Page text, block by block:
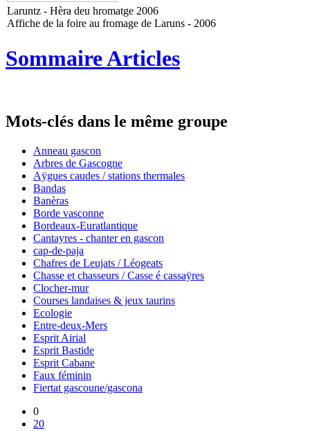
Laruntz - Hèra deu hromatge 2006
Affiche de la foire au fromage de Laruns - 2006
Sommaire Articles
Mots-clés dans le même groupe
Anneau gascon
Arbres de Gascogne
Aÿgues caudes / stations thermales
Bandas
Banèras
Borde vasconne
Bordeaux-Euratlantique
Cantayres - chanter en gascon
cap-de-paja
Chafres de Leujats / Léogeats
Chasse et chasseurs / Casse é cassaÿres
Clocher-mur
Courses landaises & jeux taurins
Ecologie
Entre-deux-Mers
Esprit Airial
Esprit Bastide
Esprit Cabane
Faux féminin
Fiertat gascoune/gascona
0
20